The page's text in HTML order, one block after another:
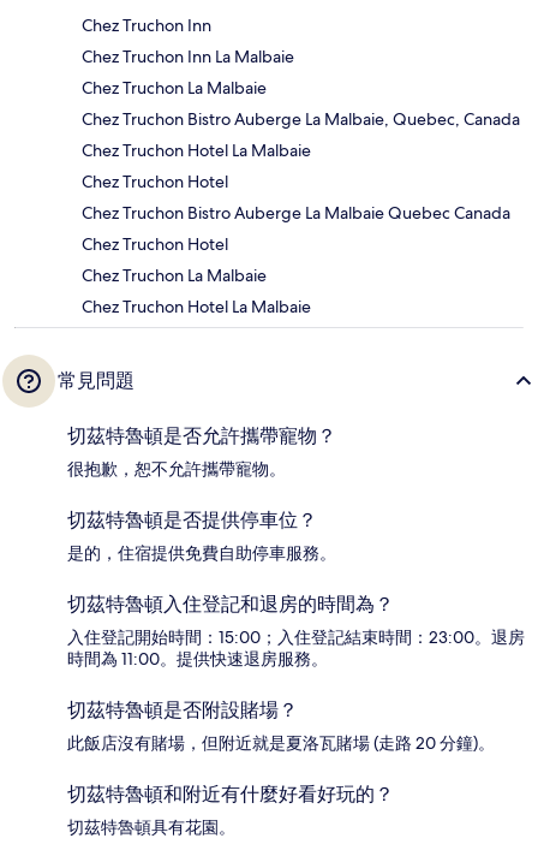
Chez Truchon Inn
Chez Truchon Inn La Malbaie
Chez Truchon La Malbaie
Chez Truchon Bistro Auberge La Malbaie, Quebec, Canada
Chez Truchon Hotel La Malbaie
Chez Truchon Hotel
Chez Truchon Bistro Auberge La Malbaie Quebec Canada
Chez Truchon Hotel
Chez Truchon La Malbaie
Chez Truchon Hotel La Malbaie
常見問題
切茲特魯頓是否允許攜帶寵物？
很抱歉，恕不允許攜帶寵物。
切茲特魯頓是否提供停車位？
是的，住宿提供免費自助停車服務。
切茲特魯頓入住登記和退房的時間為？
入住登記開始時間：15:00；入住登記結束時間：23:00。退房
時間為 11:00。提供快速退房服務。
切茲特魯頓是否附設賭場？
此飯店沒有賭場，但附近就是夏洛瓦賭場 (走路 20 分鐘)。
切茲特魯頓和附近有什麼好看好玩的？
切茲特魯頓具有花園。